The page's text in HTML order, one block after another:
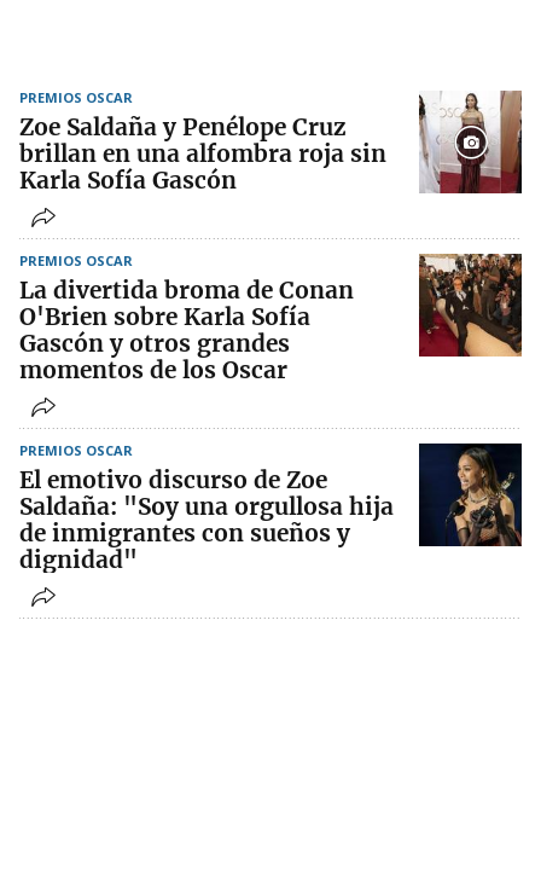
PREMIOS OSCAR
Zoe Saldaña y Penélope Cruz
brillan en una alfombra roja sin
Karla Sofía Gascón
PREMIOS OSCAR
La divertida broma de Conan
O'Brien sobre Karla Sofía
Gascón y otros grandes
momentos de los Oscar
PREMIOS OSCAR
El emotivo discurso de Zoe
Saldaña: "Soy una orgullosa hija
de inmigrantes con sueños y
dignidad"